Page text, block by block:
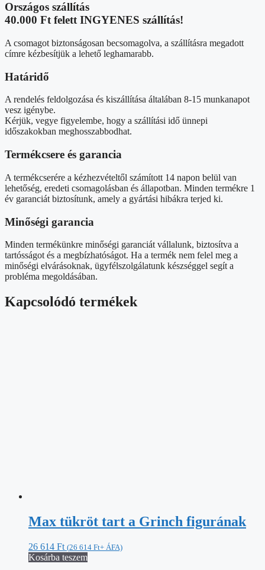
Országos szállítás
40.000 Ft felett INGYENES szállítás!
A csomagot biztonságosan becsomagolva, a szállításra megadott
címre kézbesítjük a lehető leghamarabb.
Határidő
A rendelés feldolgozása és kiszállítása általában 8-15 munkanapot
vesz igénybe.
Kérjük, vegye figyelembe, hogy a szállítási idő ünnepi
időszakokban meghosszabbodhat.
Termékcsere és garancia
A termékcserére a kézhezvételtől számított 14 napon belül van
lehetőség, eredeti csomagolásban és állapotban. Minden termékre 1
év garanciát biztosítunk, amely a gyártási hibákra terjed ki.
Minőségi garancia
Minden termékünkre minőségi garanciát vállalunk, biztosítva a
tartósságot és a megbízhatóságot. Ha a termék nem felel meg a
minőségi elvárásoknak, ügyfélszolgálatunk készséggel segít a
probléma megoldásában.
Kapcsolódó termékek
Max tükröt tart a Grinch figurának
26 614 Ft (26 614 Ft+ ÁFA)
Kosárba teszem